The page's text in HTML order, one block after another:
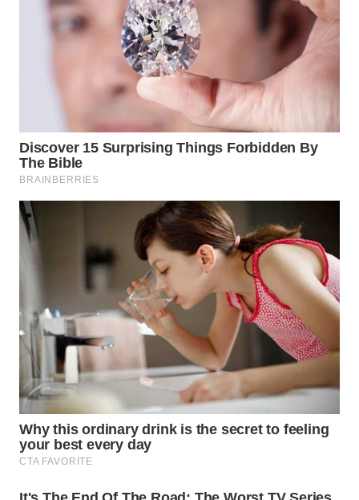
WN
WN
LABUHANBATU
WN
TAPANULI
TENGAH
WN
TEBING
TINGGI
WN
PAKPAK
KARAWANG